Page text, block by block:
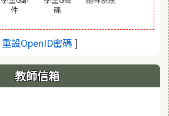
件(另開視窗) 碟(另開視窗)
重設OpenID密碼(另開視窗)
]
教師信箱